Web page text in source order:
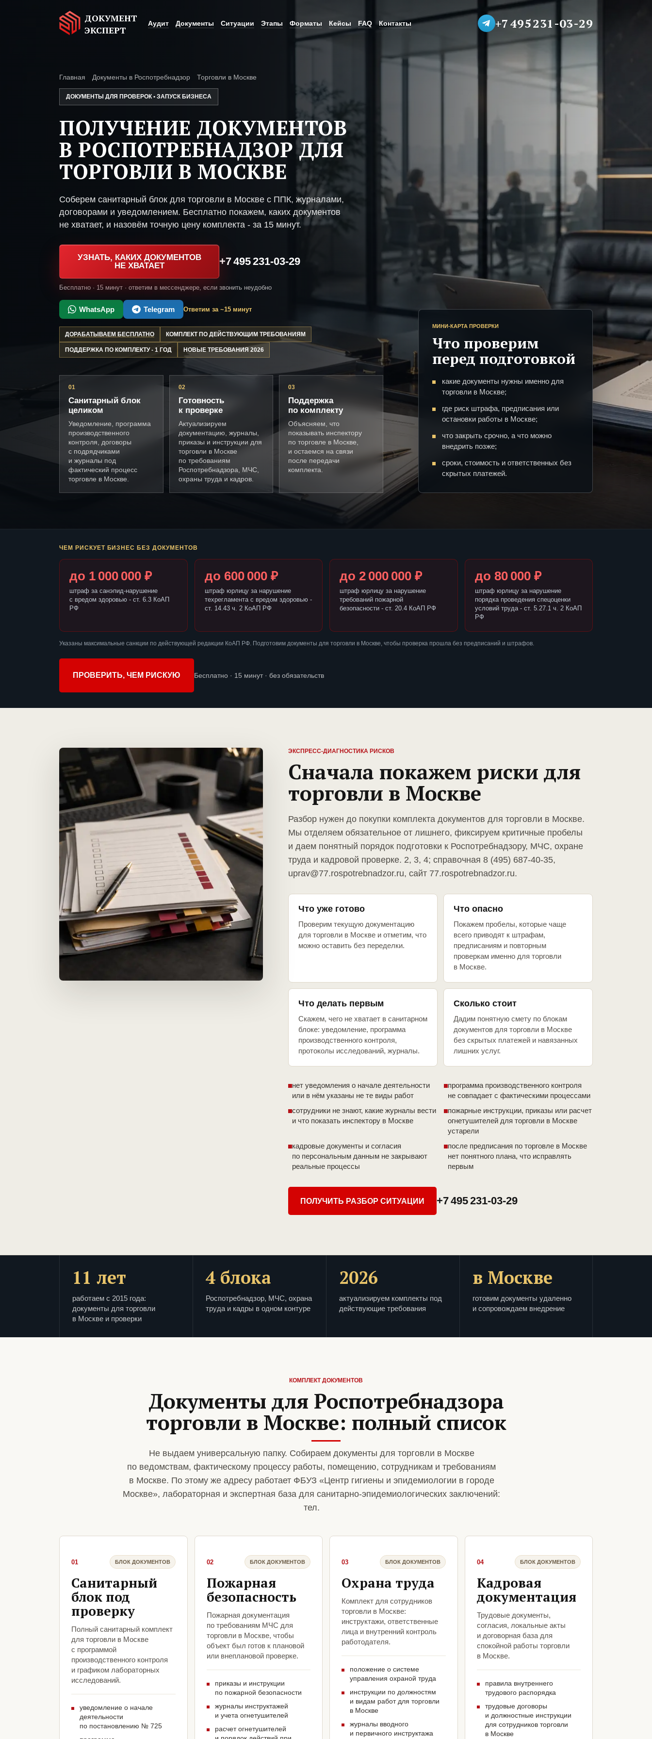
ДОКУМЕНТ
ЭКСПЕРТ
Аудит Документы Ситуации Этапы Форматы Кейсы FAQ Контакты +7 495 231-03-29
Главная Документы в Роспотребнадзор Торговли в Москве
ДОКУМЕНТЫ ДЛЯ ПРОВЕРОК • ЗАПУСК БИЗНЕСА
ПОЛУЧЕНИЕ ДОКУМЕНТОВ
В РОСПОТРЕБНАДЗОР ДЛЯ
ТОРГОВЛИ В МОСКВЕ
Соберем санитарный блок для торговли в Москве с ППК, журналами,
договорами и уведомлением. Бесплатно покажем, каких документов
не хватает, и назовём точную цену комплекта - за 15 минут.
УЗНАТЬ, КАКИХ ДОКУМЕНТОВ
НЕ ХВАТАЕТ
+7 495 231-03-29
Бесплатно · 15 минут · ответим в мессенджере, если звонить неудобно
WhatsApp Telegram Ответим за ~15 минут
ДОРАБАТЫВАЕМ БЕСПЛАТНО КОМПЛЕКТ ПО ДЕЙСТВУЮЩИМ ТРЕБОВАНИЯМ
ПОДДЕРЖКА ПО КОМПЛЕКТУ - 1 ГОД НОВЫЕ ТРЕБОВАНИЯ 2026
01
Санитарный блок
целиком
Уведомление, программа
производственного
контроля, договоры
с подрядчиками
и журналы под
фактический процесс
торговле в Москве.
02
Готовность
к проверке
Актуализируем
документацию, журналы,
приказы и инструкции для
торговли в Москве
по требованиям
Роспотребнадзора, МЧС,
охраны труда и кадров.
03
Поддержка
по комплекту
Объясняем, что
показывать инспектору
по торговле в Москве,
и остаемся на связи
после передачи
комплекта.
МИНИ-КАРТА ПРОВЕРКИ
Что проверим
перед подготовкой
какие документы нужны именно для
торговли в Москве;
где риск штрафа, предписания или
остановки работы в Москве;
что закрыть срочно, а что можно
внедрить позже;
сроки, стоимость и ответственных без
скрытых платежей.
ЧЕМ РИСКУЕТ БИЗНЕС БЕЗ ДОКУМЕНТОВ
до 1 000 000 ₽
штраф за санэпид-нарушение
с вредом здоровью - ст. 6.3 КоАП
РФ
до 600 000 ₽
штраф юрлицу за нарушение
техрегламента с вредом здоровью -
ст. 14.43 ч. 2 КоАП РФ
до 2 000 000 ₽
штраф юрлицу за нарушение
требований пожарной
безопасности - ст. 20.4 КоАП РФ
до 80 000 ₽
штраф юрлицу за нарушение
порядка проведения спецоценки
условий труда - ст. 5.27.1 ч. 2 КоАП
РФ
Указаны максимальные санкции по действующей редакции КоАП РФ. Подготовим документы для торговли в Москве, чтобы проверка прошла без предписаний и штрафов.
ПРОВЕРИТЬ, ЧЕМ РИСКУЮ Бесплатно · 15 минут · без обязательств
ЭКСПРЕСС-ДИАГНОСТИКА РИСКОВ
Сначала покажем риски для
торговли в Москве
Разбор нужен до покупки комплекта документов для торговли в Москве.
Мы отделяем обязательное от лишнего, фиксируем критичные пробелы
и даем понятный порядок подготовки к Роспотребнадзору, МЧС, охране
труда и кадровой проверке. 2, 3, 4; справочная 8 (495) 687-40-35,
uprav@77.rospotrebnadzor.ru, сайт 77.rospotrebnadzor.ru.
Что уже готово
Проверим текущую документацию
для торговли в Москве и отметим, что
можно оставить без переделки.
Что опасно
Покажем пробелы, которые чаще
всего приводят к штрафам,
предписаниям и повторным
проверкам именно для торговли
в Москве.
Что делать первым
Скажем, чего не хватает в санитарном
блоке: уведомление, программа
производственного контроля,
протоколы исследований, журналы.
Сколько стоит
Дадим понятную смету по блокам
документов для торговли в Москве
без скрытых платежей и навязанных
лишних услуг.
нет уведомления о начале деятельности
или в нём указаны не те виды работ
программа производственного контроля
не совпадает с фактическими процессами
сотрудники не знают, какие журналы вести
и что показать инспектору в Москве
пожарные инструкции, приказы или расчет
огнетушителей для торговли в Москве
устарели
кадровые документы и согласия
по персональным данным не закрывают
реальные процессы
после предписания по торговле в Москве
нет понятного плана, что исправлять
первым
ПОЛУЧИТЬ РАЗБОР СИТУАЦИИ +7 495 231-03-29
11 лет
работаем с 2015 года:
документы для торговли
в Москве и проверки
4 блока
Роспотребнадзор, МЧС, охрана
труда и кадры в одном контуре
2026
актуализируем комплекты под
действующие требования
в Москве
готовим документы удаленно
и сопровождаем внедрение
КОМПЛЕКТ ДОКУМЕНТОВ
Документы для Роспотребнадзора
торговли в Москве: полный список
Не выдаем универсальную папку. Собираем документы для торговли в Москве
по ведомствам, фактическому процессу работы, помещению, сотрудникам и требованиям
в Москве. По этому же адресу работает ФБУЗ «Центр гигиены и эпидемиологии в городе
Москве», лабораторная и экспертная база для санитарно-эпидемиологических заключений:
тел.
01 БЛОК ДОКУМЕНТОВ
Санитарный
блок под
проверку
Полный санитарный комплект
для торговли в Москве
с программой
производственного контроля
и графиком лабораторных
исследований.
уведомление о начале
деятельности
по постановлению № 725
02 БЛОК ДОКУМЕНТОВ
Пожарная
безопасность
Пожарная документация
по требованиям МЧС для
торговли в Москве, чтобы
объект был готов к плановой
или внеплановой проверке.
приказы и инструкции
по пожарной безопасности
журналы инструктажей
и учета огнетушителей
расчет огнетушителей
03 БЛОК ДОКУМЕНТОВ
Охрана труда
Комплект для сотрудников
торговли в Москве:
инструктажи, ответственные
лица и внутренний контроль
работодателя.
положение о системе
управления охраной труда
инструкции по должностям
и видам работ для торговли
в Москве
журналы вводного
и первичного инструктажа
04 БЛОК ДОКУМЕНТОВ
Кадровая
документация
Трудовые документы,
согласия, локальные акты
и договорная база для
спокойной работы торговли
в Москве.
правила внутреннего
трудового распорядка
трудовые договоры
и должностные инструкции
для сотрудников торговли
в Москве